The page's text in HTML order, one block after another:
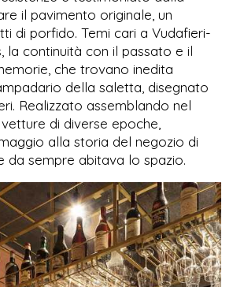
il pavimento originale, un
di porfido. Temi cari a Vudafieri-
la continuità con il passato e il
che trovano inedita
della saletta, disegnato
Realizzato assemblando nel
di diverse epoche,
alla storia del negozio di
da sempre abitava lo spazio.